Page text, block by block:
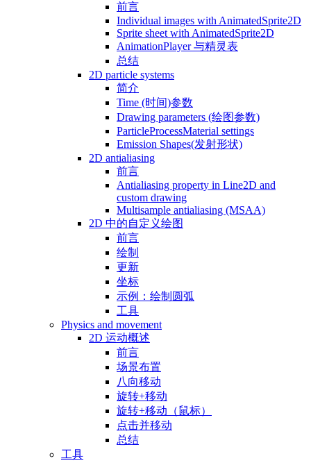
前言
Individual images with AnimatedSprite2D
Sprite sheet with AnimatedSprite2D
AnimationPlayer 与精灵表
总结
2D particle systems
简介
Time (时间)参数
Drawing parameters (绘图参数)
ParticleProcessMaterial settings
Emission Shapes(发射形状)
2D antialiasing
前言
Antialiasing property in Line2D and
custom drawing
Multisample antialiasing (MSAA)
2D 中的自定义绘图
前言
绘制
更新
坐标
示例：绘制圆弧
工具
Physics and movement
2D 运动概述
前言
场景布置
八向移动
旋转+移动
旋转+移动（鼠标）
点击并移动
总结
工具